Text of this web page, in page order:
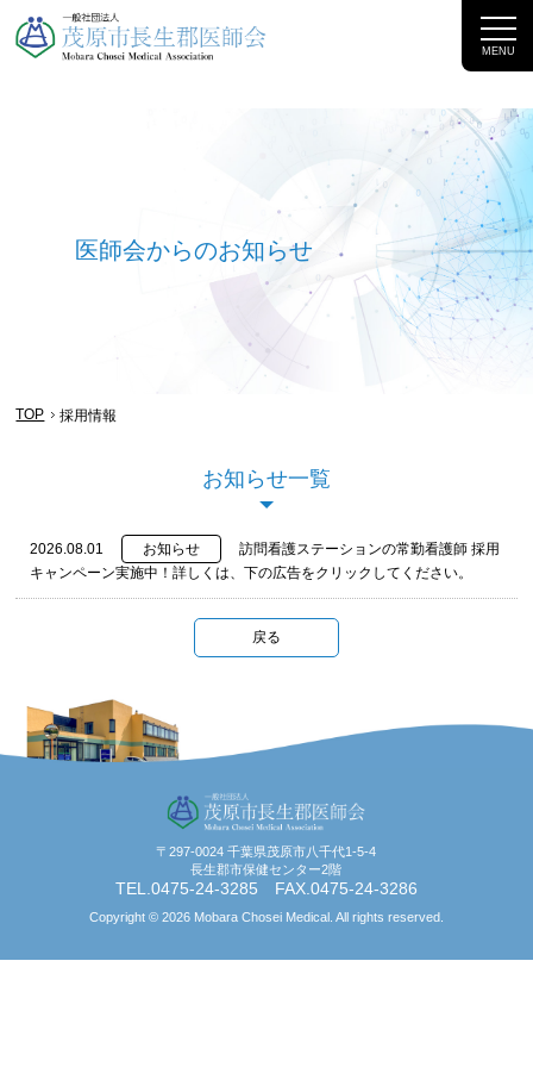
MENU
医師会からのお知らせ
TOP 採用情報
お知らせ一覧
2026.08.01 お知らせ
訪問看護ステーションの常勤看護師 採用
キャンペーン実施中！詳しくは、下の広告をクリックしてください。
戻る
〒297-0024 千葉県茂原市八千代1-5-4
長生郡市保健センター2階
TEL.0475-24-3285 FAX.0475-24-3286
Copyright © 2026 Mobara Chosei Medical. All rights reserved.